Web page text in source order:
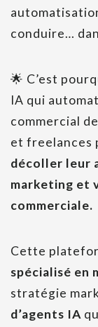
conduire…
🌟 C’est
IA qui
commercial
et freelances
décoller leur
marketing et
commerciale.
Cette
spécialisé en
stratégie
d’agents IA